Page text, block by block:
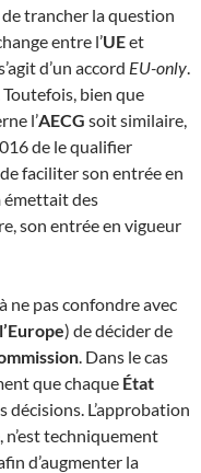
de trancher la question
entre l’UEet
d’un accord EU-only.
Toutefois, bien que
l’AECG soit similaire,
de le qualifier
faciliter son entrée en
émettait des
son entrée en vigueur
ne pas confondre avec
) de décider de
. Dans le cas
que chaque État
décisions. L’approbation
n’est techniquement
d’augmenter la